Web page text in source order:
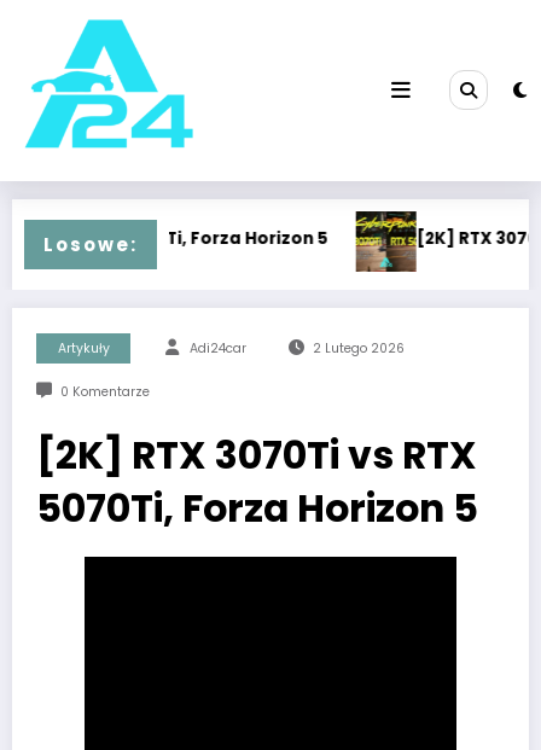
Losowe:
Forza Horizon 5 [2K] RTX 3070Ti vs RTX
Artykuły Adi24car 2 Lutego 2026
0 Komentarze
[2K] RTX 3070Ti vs RTX
5070Ti, Forza Horizon 5